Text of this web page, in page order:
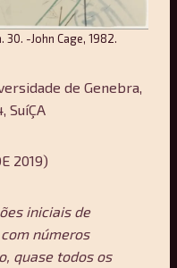
30. -John Cage, 1982.
de Genebra,
SuíÇA
2019)
iniciais de
números
quase todos os